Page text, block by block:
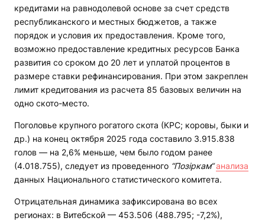
кредитами на равнодолевой основе за счет средств
республиканского и местных бюджетов, а также
порядок и условия их предоставления. Кроме того,
возможно предоставление кредитных ресурсов Банка
развития со сроком до 20 лет и уплатой процентов в
размере ставки рефинансирования. При этом закреплен
лимит кредитования из расчета 85 базовых величин на
одно ското-место.
Поголовье крупного рогатого скота (КРС; коровы, быки и
др.) на конец октября 2025 года составило 3.915.838
голов — на 2,6% меньше, чем было годом ранее
(4.018.755), следует из проведенного “Позіркам“ анализа
данных Национального статистического комитета.
Отрицательная динамика зафиксирована во всех
регионах: в Витебской — 453.506 (488.795; -7,2%),